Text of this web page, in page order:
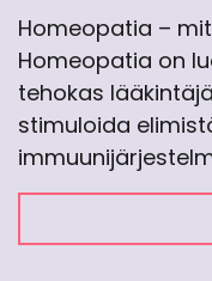
Homeopatia –
Homeopatia on
tehokas
stimuloida